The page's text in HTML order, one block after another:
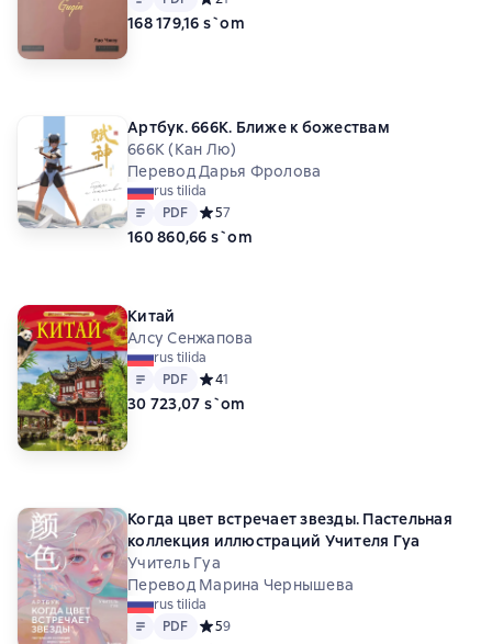
168 179,16 s`om
Артбук. 666K. Ближе к божествам
666К (Кан Лю)
Перевод Дарья Фролова
rus tilida
Matn
PDF
PDF Средний рейтинг 5 на основе 7 оценок
57
160 860,66 s`om
Китай
Алсу Сенжапова
rus tilida
Matn
PDF
PDF Средний рейтинг 4 на основе 1 оценок
41
30 723,07 s`om
Когда цвет встречает звезды. Пастельная
коллекция иллюстраций Учителя Гуа
Учитель Гуа
Перевод Марина Чернышева
rus tilida
Matn
PDF
PDF Средний рейтинг 5 на основе 9 оценок
59